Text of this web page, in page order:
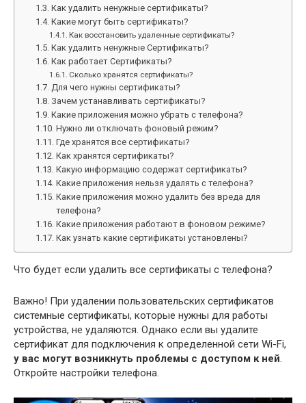
Как удалить ненужные сертификаты?
Какие могут быть сертификаты?
Как восстановить удаленные сертификаты?
Как удалить ненужные Сертификаты?
Как работает Сертификаты?
Сколько хранятся сертификаты?
Для чего нужны сертификаты?
Зачем устанавливать сертификаты?
Какие приложения можно убрать с телефона?
Нужно ли отключать фоновый режим?
Где хранятся все сертификаты?
Как хранятся сертификаты?
Какую информацию содержат сертификаты?
Какие приложения нельзя удалять с телефона?
Какие приложения можно удалить без вреда для
телефона?
Какие приложения работают в фоновом режиме?
Как узнать какие сертификаты установлены?
Что будет если удалить все сертификаты с телефона?
Важно! При удалении пользовательских сертификатов
системные сертификаты, которые нужны для работы
устройства, не удаляются. Однако если вы удалите
сертификат для подключения к определенной сети Wi-Fi,
у вас могут возникнуть проблемы с доступом к ней.
Откройте настройки телефона.